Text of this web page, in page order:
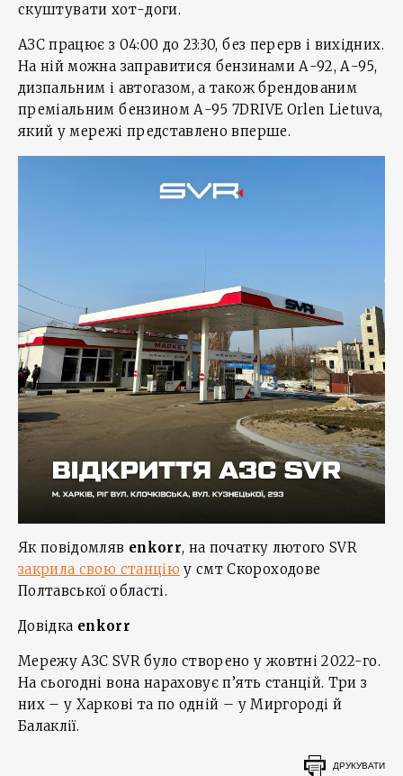
скуштувати хот-доги.
АЗС працює з 04:00 до 23:30, без перерв і вихідних.
На ній можна заправитися бензинами А-92, А-95,
дизпальним і автогазом, а також брендованим
преміальним бензином А-95 7DRIVE Orlen Lietuva,
який у мережі представлено вперше.
Як повідомляв enkorr, на початку лютого SVR
закрила свою станцію у смт Скороходове
Полтавської області.
Довідка enkorr
Мережу АЗС SVR було створено у жовтні 2022-го.
На сьогодні вона нараховує п’ять станцій. Три з
них – у Харкові та по одній – у Миргороді й
Балаклії.
ДРУКУВАТИ